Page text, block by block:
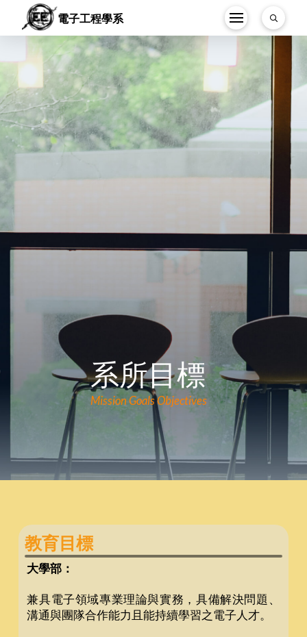
電子工程學系
系所目標
Mission Goals Objectives
教育目標
大學部：
兼具電子領域專業理論與實務，具備解決問題、
溝通與團隊合作能力且能持續學習之電子人才。